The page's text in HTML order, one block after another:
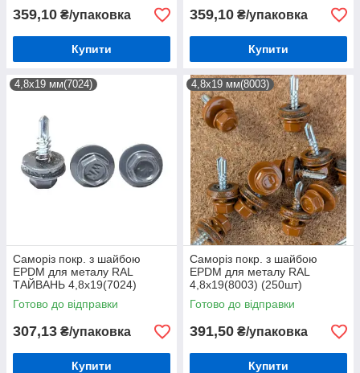
359,10 ₴/упаковка
Купити
359,10 ₴/упаковка
Купити
4,8х19 мм(7024)
Саморіз покр. з шайбою
EPDM для металу RAL
ТАЙВАНЬ 4,8х19(7024)
(250шт)
Готово до відправки
307,13 ₴/упаковка
Купити
4,8х19 мм(8003)
Саморіз покр. з шайбою
EPDM для металу RAL
4,8х19(8003) (250шт)
Готово до відправки
391,50 ₴/упаковка
Купити